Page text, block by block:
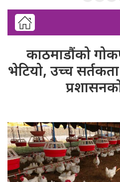
काठमाडौंको
भेटियो, उच्च